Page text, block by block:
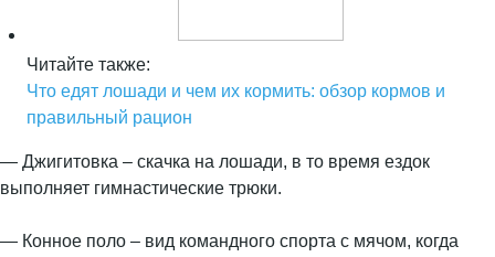
Читайте также:
Что едят лошади и чем их кормить: обзор кормов и
правильный рацион
— Джигитовка – скачка на лошади, в то время ездок
выполняет гимнастические трюки.
— Конное поло – вид командного спорта с мячом, когда